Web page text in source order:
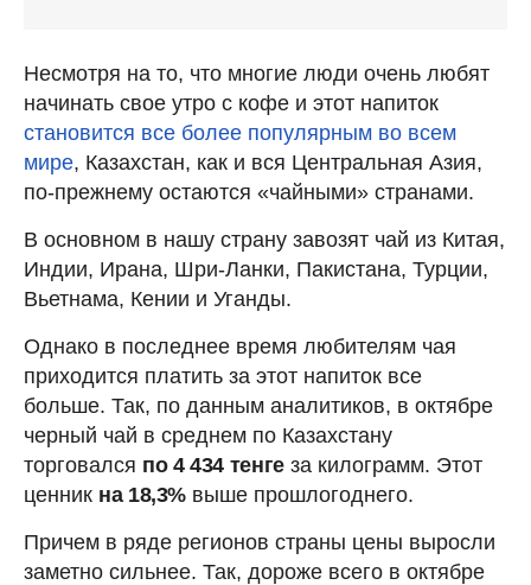
Несмотря на то, что многие люди очень любят
начинать свое утро с кофе и этот напиток
становится все более популярным во всем
мире, Казахстан, как и вся Центральная Азия,
по-прежнему остаются «чайными» странами.
В основном в нашу страну завозят чай из Китая,
Индии, Ирана, Шри-Ланки, Пакистана, Турции,
Вьетнама, Кении и Уганды.
Однако в последнее время любителям чая
приходится платить за этот напиток все
больше. Так, по данным аналитиков, в октябре
черный чай в среднем по Казахстану
торговался по 4 434 тенге за килограмм. Этот
ценник на 18,3% выше прошлогоднего.
Причем в ряде регионов страны цены выросли
заметно сильнее. Так, дороже всего в октябре